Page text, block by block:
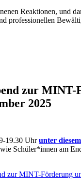
Reaktionen, und
professionellen
zur MINT-
2025
19.30 Uhrunter
Schüler*innen am
zur MINT-Förderung